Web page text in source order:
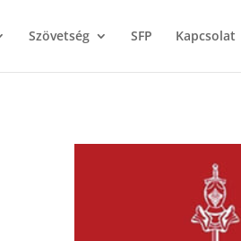
Szövetség SFP Kapcsolat